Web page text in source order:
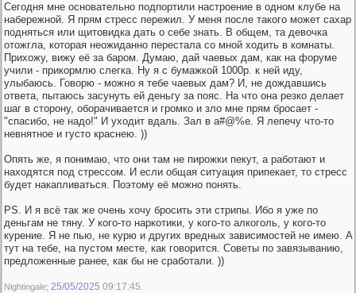
Сегодня мне основательно подпортили настроение в одном клубе на
набережной. Я прям стресс пережил. У меня после такого может сахар
подняться или щитовидка дать о себе знать. В общем, та девочка
отожгла, которая неожиданно перестала со мной ходить в комнаты.
Прихожу, вижу её за баром. Думаю, дай чаевых дам, как на форуме
учили - прикормлю слегка. Ну я с бумажкой 1000р. к ней иду,
улыбаюсь. Говорю - можно я тебе чаевых дам? И, не дождавшись
ответа, пытаюсь засунуть ей деньгу за пояс. На что она резко делает
шаг в сторону, оборачивается и громко и зло мне прям бросает -
"спасибо, не надо!" И уходит вдаль. Зал в а#@%е. Я лепечу что-то
невнятное и густо краснею. ))
Опять же, я понимаю, что они там не пирожки пекут, а работают и
находятся под стрессом. И если общая ситуация припекает, то стресс
будет накапливаться. Поэтому её можно понять.
PS. И я всё так же очень хочу бросить эти стрипы. Ибо я уже по
деньгам не тяну. У кого-то наркотики, у кого-то алкоголь, у кого-то
курение. Я не пью, не курю и других вредных зависимостей не имею. А
тут на тебе, на пустом месте, как говорится. Советы по завязыванию,
предложенные ранее, как бы не сработали. ))
Nightingale; 25/05/2025 09:17:45